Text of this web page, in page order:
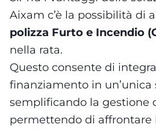
Aixam c’è la possibilità di
polizza Furto e Incendio
nella rata.
Questo consente di
finanziamento in un’unica
semplificando la gestione
permettendo di affrontare